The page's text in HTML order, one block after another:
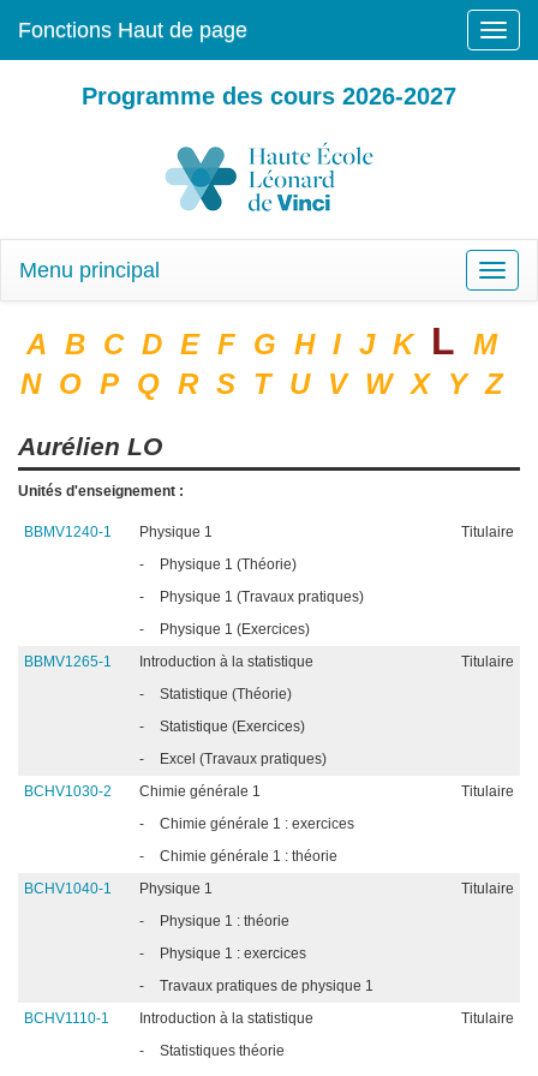
Toggle
Fonctions Haut de page
Programme des cours 2026-2027
Toggle
Menu principal
A B C D E F G H I J K L M
N O P Q R S T U V W X Y Z
Aurélien LO
Unités d'enseignement :
BBMV1240-1 Physique 1
Titulaire
-
Physique 1 (Théorie)
-
Physique 1 (Travaux pratiques)
-
Physique 1 (Exercices)
BBMV1265-1
Introduction à la statistique
Titulaire
-
Statistique (Théorie)
-
Statistique (Exercices)
-
Excel (Travaux pratiques)
BCHV1030-2
Chimie générale 1
Titulaire
-
Chimie générale 1 : exercices
-
Chimie générale 1 : théorie
BCHV1040-1
Physique 1
Titulaire
-
Physique 1 : théorie
-
Physique 1 : exercices
-
Travaux pratiques de physique 1
BCHV1110-1
Introduction à la statistique
Titulaire
-
Statistiques théorie